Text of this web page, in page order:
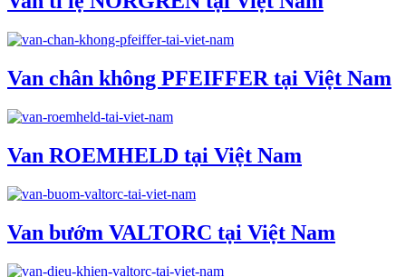
Van chân không PFEIFFER tại Việt Nam
Van ROEMHELD tại Việt Nam
Van bướm VALTORC tại Việt Nam